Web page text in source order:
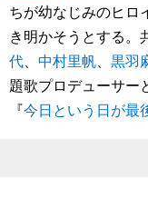
ちが幼なじみのヒロ
き明かそうとする。
代、 中村里帆、 黒羽
題歌プロデューサー
『今日という日が最